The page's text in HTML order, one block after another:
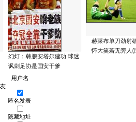
幻灯：韩鹏安塔尔建功 球迷
讽刺足协是国安干爹
赫莱布单刀劲射
怀大笑若无旁人(
用户名
匿名发表
隐藏地址